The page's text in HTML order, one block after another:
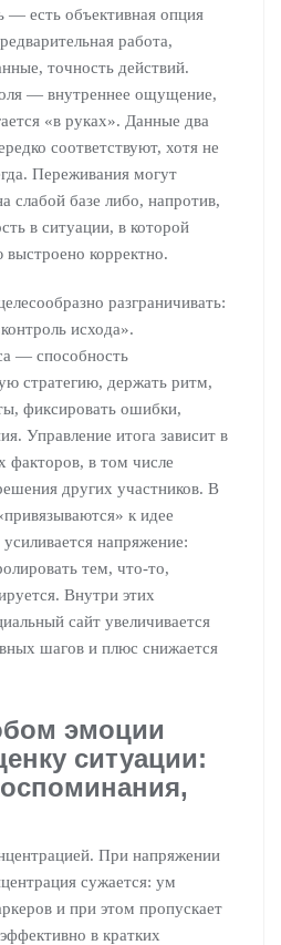
— есть объективная опция
работа,
точность действий.
— внутреннее ощущение,
«в руках». Данные два
соответствуют, хотя не
Переживания могут
слабой базе либо, напротив,
в ситуации, в которой
корректно.
разграничивать:
исхода».
— способность
стратегию, держать ритм,
фиксировать ошибки,
Управление итога зависит в
факторов, в том числе
других участников. В
к идее
напряжение:
тем, что-то,
Внутри этих
сайт увеличивается
шагов и плюс снижается
эмоции
ситуации:
При напряжении
сужается: ум
и при этом пропускает
в кратких